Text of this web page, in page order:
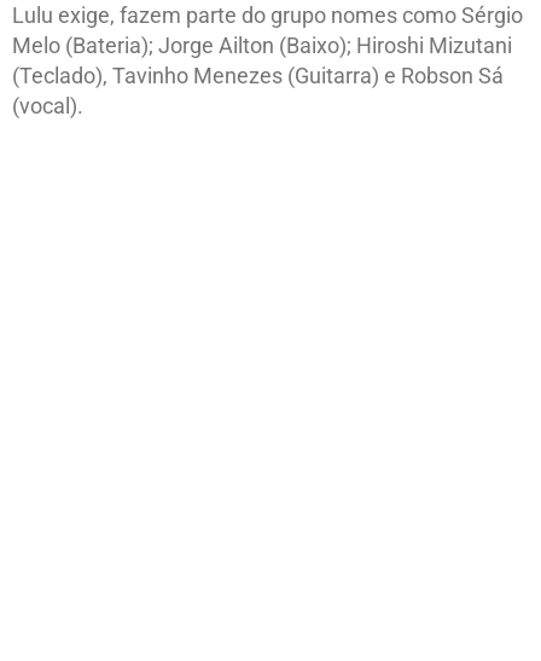
Lulu exige, fazem parte do grupo nomes como Sérgio
Melo (Bateria); Jorge Ailton (Baixo); Hiroshi Mizutani
(Teclado), Tavinho Menezes (Guitarra) e Robson Sá
(vocal).